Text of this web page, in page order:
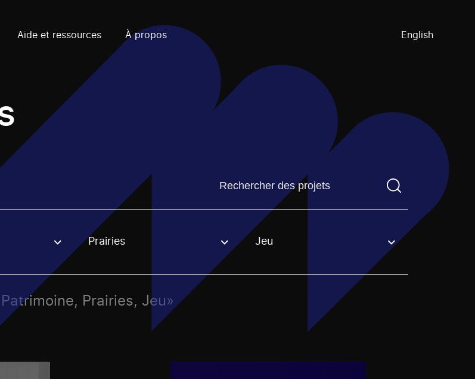
Aide et ressources À propos English
Trouvez un projetVous devez saisir un terme de
The filter will be applied when selecting an option.
Prairies Jeu
Prairies, Jeu»